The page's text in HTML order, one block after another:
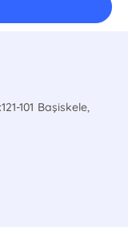
101 Başiskele,